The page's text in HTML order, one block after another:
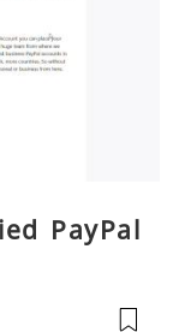
PayPal